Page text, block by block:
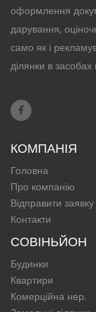
оформлення
дарування,
само як і
ділянки в
КОМПАНІЯ
Головна
Про компанію
Відправити заявку
Контакти
СОВІНЬЙОН
Будинки
Квартири
Комерційна нер.